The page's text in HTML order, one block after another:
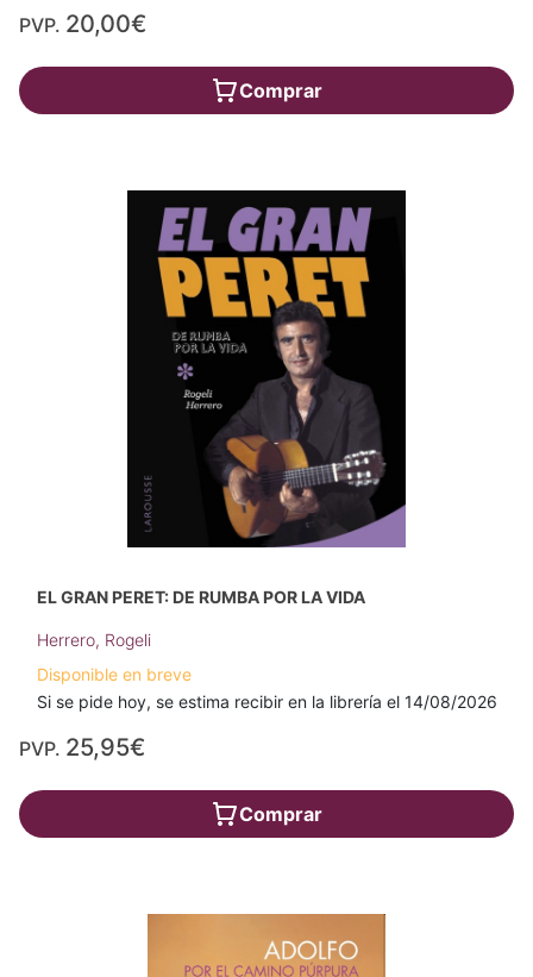
PVP. 20,00€
Comprar
EL GRAN PERET: DE RUMBA POR LA VIDA
Herrero, Rogeli
Disponible en breve
Si se pide hoy, se estima recibir en la librería el 14/08/2026
PVP. 25,95€
Comprar